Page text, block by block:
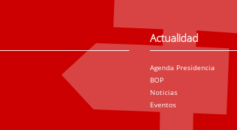
Actualidad
Agenda Presidencia
BOP
Noticias
Eventos